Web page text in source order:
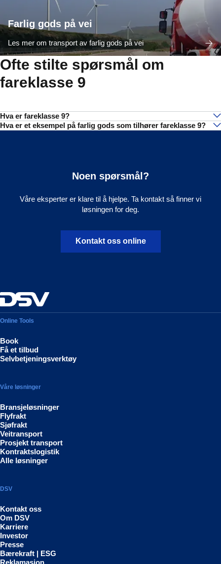
Farlig gods på vei
Les mer om transport av farlig gods på vei
Ofte stilte spørsmål om
fareklasse 9
Hva er fareklasse 9?
Fareklasse 9 er den siste klassen av farlig gods og som dekker
Hva er et eksempel på farlig gods som tilhører fareklasse 9?
Noen spørsmål?
Våre eksperter er klare til å hjelpe. Ta kontakt så finner vi
løsningen for deg.
Kontakt oss online
Online Tools
Book
Få et tilbud
Selvbetjeningsverktøy
Våre løsninger
Bransjeløsninger
Flyfrakt
Sjøfrakt
Veitransport
Prosjekt transport
Kontraktslogistik
Alle løsninger
DSV
Kontakt oss
Om DSV
Karriere
Investor
Presse
Bærekraft | ESG
Reklamasjon